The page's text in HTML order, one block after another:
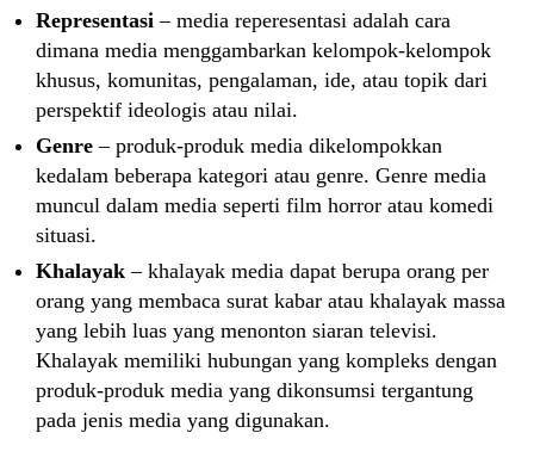
Representasi – media reperesentasi adalah cara
dimana media menggambarkan kelompok-kelompok
khusus, komunitas, pengalaman, ide, atau topik dari
perspektif ideologis atau nilai.
Genre – produk-produk media dikelompokkan
kedalam beberapa kategori atau genre. Genre media
muncul dalam media seperti film horror atau komedi
situasi.
Khalayak – khalayak media dapat berupa orang per
orang yang membaca surat kabar atau khalayak massa
yang lebih luas yang menonton siaran televisi.
Khalayak memiliki hubungan yang kompleks dengan
produk-produk media yang dikonsumsi tergantung
pada jenis media yang digunakan.